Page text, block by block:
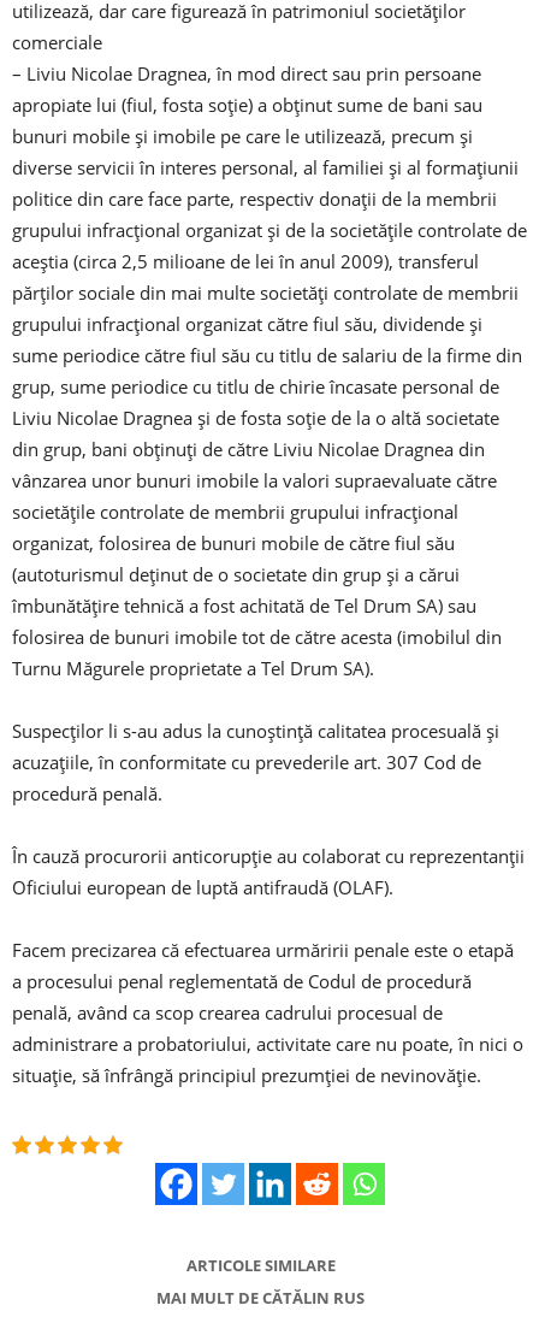
utilizează, dar care figurează în patrimoniul societăților
comerciale
– Liviu Nicolae Dragnea, în mod direct sau prin persoane
apropiate lui (fiul, fosta soție) a obținut sume de bani sau
bunuri mobile și imobile pe care le utilizează, precum și
diverse servicii în interes personal, al familiei și al formațiunii
politice din care face parte, respectiv donații de la membrii
grupului infracțional organizat și de la societățile controlate de
aceștia (circa 2,5 milioane de lei în anul 2009), transferul
părților sociale din mai multe societăți controlate de membrii
grupului infracțional organizat către fiul său, dividende și
sume periodice către fiul său cu titlu de salariu de la firme din
grup, sume periodice cu titlu de chirie încasate personal de
Liviu Nicolae Dragnea și de fosta soție de la o altă societate
din grup, bani obținuți de către Liviu Nicolae Dragnea din
vânzarea unor bunuri imobile la valori supraevaluate către
societățile controlate de membrii grupului infracțional
organizat, folosirea de bunuri mobile de către fiul său
(autoturismul deținut de o societate din grup și a cărui
îmbunătățire tehnică a fost achitată de Tel Drum SA) sau
folosirea de bunuri imobile tot de către acesta (imobilul din
Turnu Măgurele proprietate a Tel Drum SA).
Suspecților li s-au adus la cunoștință calitatea procesuală și
acuzațiile, în conformitate cu prevederile art. 307 Cod de
procedură penală.
În cauză procurorii anticorupție au colaborat cu reprezentanții
Oficiului european de luptă antifraudă (OLAF).
Facem precizarea că efectuarea urmăririi penale este o etapă
a procesului penal reglementată de Codul de procedură
penală, având ca scop crearea cadrului procesual de
administrare a probatoriului, activitate care nu poate, în nici o
situație, să înfrângă principiul prezumției de nevinovăție.
ARTICOLE SIMILARE
MAI MULT DE CĂTĂLIN RUS